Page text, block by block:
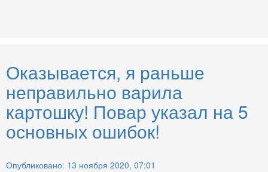
Оказывается, я раньше
неправильно варила
картошку! Повар указал на 5
основных ошибок!
Опубликовано: 13 ноября 2020, 07:01